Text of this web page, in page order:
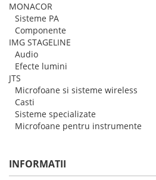
MONACOR
Sisteme PA
Componente
IMG STAGELINE
Audio
Efecte lumini
JTS
Microfoane si sisteme wireless
Casti
Sisteme specializate
Microfoane pentru instrumente
INFORMATII